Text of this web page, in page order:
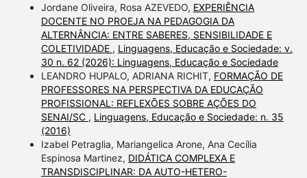
Jordane Oliveira, Rosa AZEVEDO, EXPERIÊNCIA
DOCENTE NO PROEJA NA PEDAGOGIA DA
ALTERNÂNCIA: ENTRE SABERES, SENSIBILIDADE E
COLETIVIDADE , Linguagens, Educação e Sociedade: v.
30 n. 62 (2026): Linguagens, Educação e Sociedade
LEANDRO HUPALO, ADRIANA RICHIT, FORMAÇÃO DE
PROFESSORES NA PERSPECTIVA DA EDUCAÇÃO
PROFISSIONAL: REFLEXÕES SOBRE AÇÕES DO
SENAI/SC , Linguagens, Educação e Sociedade: n. 35
(2016)
Izabel Petraglia, Mariangelica Arone, Ana Cecília
Espinosa Martinez, DIDÁTICA COMPLEXA E
TRANSDISCIPLINAR: DA AUTO-HETERO-